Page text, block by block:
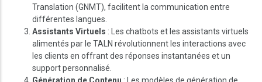
Translation (GNMT), facilitent la communication entre
différentes langues.
Assistants Virtuels : Les chatbots et les assistants virtuels
alimentés par le TALN révolutionnent les interactions avec
les clients en offrant des réponses instantanées et un
support personnalisé.